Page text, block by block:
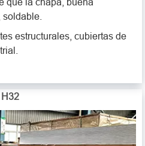
que la chapa, buena
estructurales, cubiertas de